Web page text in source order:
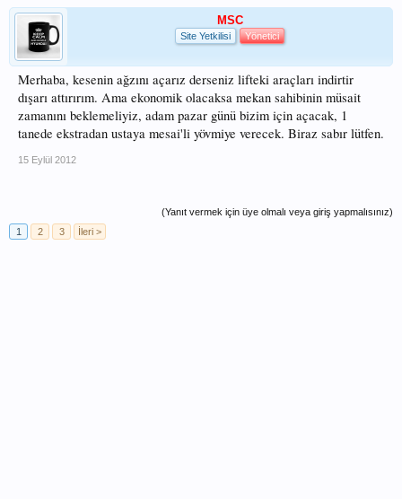
MSC
Site Yetkilisi Yönetici
Merhaba, kesenin ağzını açarız derseniz lifteki araçları indirtir
dışarı attırırım. Ama ekonomik olacaksa mekan sahibinin müsait
zamanını beklemeliyiz, adam pazar günü bizim için açacak, 1
tanede ekstradan ustaya mesai'li yövmiye verecek. Biraz sabır lütfen.
15 Eylül 2012
(Yanıt vermek için üye olmalı veya giriş yapmalısınız)
1
2 3 İleri >